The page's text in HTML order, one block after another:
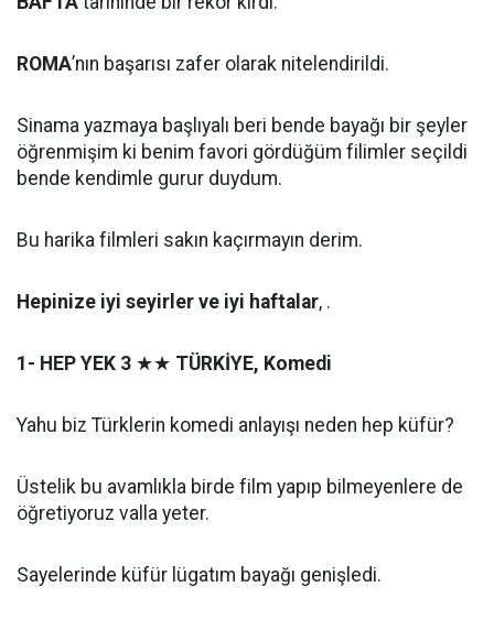
ROMA’nın başarısı zafer olarak nitelendirildi.
Sinama yazmaya başlıyalı beri bende bayağı bir şeyler
öğrenmişim ki benim favori gördüğüm filimler seçildi
bende kendimle gurur duydum.
Bu harika filmleri sakın kaçırmayın derim.
Hepinize iyi seyirler ve iyi haftalar, .
1- HEP YEK 3 ★★ TÜRKİYE, Komedi
Yahu biz Türklerin komedi anlayışı neden hep küfür?
Üstelik bu avamlıkla birde film yapıp bilmeyenlere de
öğretiyoruz valla yeter.
Sayelerinde küfür lügatım bayağı genişledi.